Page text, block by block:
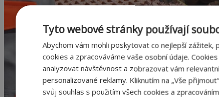
Tyto webové stránky používají
Abychom vám mohli poskytovat co nejlepší zážitek,
cookies a zpracováváme vaše osobní údaje.
analyzovat návštěvnost a zobrazovat vám
personalizované reklamy. Kliknutím na „Vše
svůj souhlas s použitím všech cookies a